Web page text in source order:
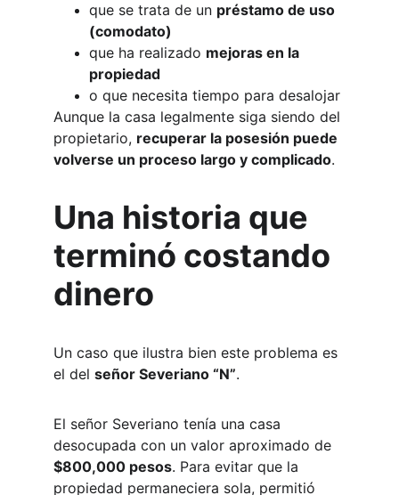
que se trata de un préstamo de uso
(comodato)
que ha realizado mejoras en la
propiedad
o que necesita tiempo para desalojar
Aunque la casa legalmente siga siendo del
propietario, recuperar la posesión puede
volverse un proceso largo y complicado.
Una historia que
terminó costando
dinero
Un caso que ilustra bien este problema es
el del señor Severiano “N”.
El señor Severiano tenía una casa
desocupada con un valor aproximado de
$800,000 pesos. Para evitar que la
propiedad permaneciera sola, permitió